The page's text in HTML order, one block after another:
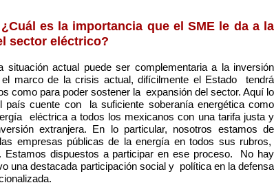
es la importancia que el SME le da a la
sector eléctrico?
situación actual puede ser complementaria a la inversión
marco de la crisis actual, difícilmente el Estado tendrá
como para poder sostener la expansión del sector. Aquí lo
país cuente con la suficiente soberanía energética como
eléctrica a todos los mexicanos con una tarifa justa y
extranjera. En lo particular, nosotros estamos de
empresas públicas de la energía en todos sus rubros,
Estamos dispuestos a participar en ese proceso. No hay
una destacada participación social y política en la defensa